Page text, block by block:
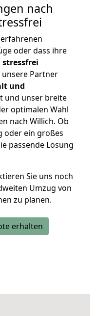
nach
oder dass ihre
Partner
und
und unser breite
optimalen Wahl
nach Willich. Ob
oder ein großes
passende Lösung
Sie uns noch
Umzug von
zu planen.
erhalten